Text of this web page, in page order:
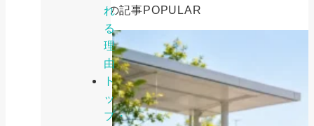
れ
る
理
由
ト
ッ
プ・
人気の記事POPULAR